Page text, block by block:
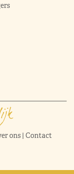
ons| Contact